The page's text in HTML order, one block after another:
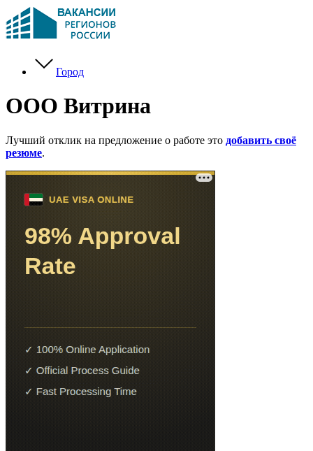
Город
ООО Витрина
Лучший отклик на предложение о работе это добавить своё
резюме.